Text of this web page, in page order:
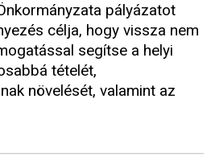
pályázatot
célja, hogy vissza nem
segítse a helyi
tételét,
növelését, valamint az